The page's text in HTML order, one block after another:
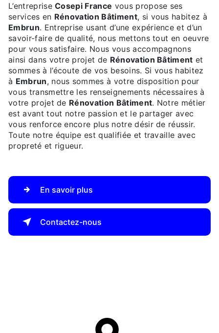
L’entrepriseCosepi France vous propose ses
services en Rénovation Bâtiment, si vous habitez à
Embrun. Entreprise usant d’une expérience et d’un
savoir-faire de qualité, nous mettons tout en oeuvre
pour vous satisfaire. Nous vous accompagnons
ainsi dans votre projet de Rénovation Bâtiment et
sommes à l’écoute de vos besoins. Si vous habitez
à Embrun, nous sommes à votre disposition pour
vous transmettre les renseignements nécessaires à
votre projet de Rénovation Bâtiment. Notre métier
est avant tout notre passion et le partager avec
vous renforce encore plus notre désir de réussir.
Toute notre équipe est qualifiée et travaille avec
propreté et rigueur.
En savoir plus
Contactez-nous